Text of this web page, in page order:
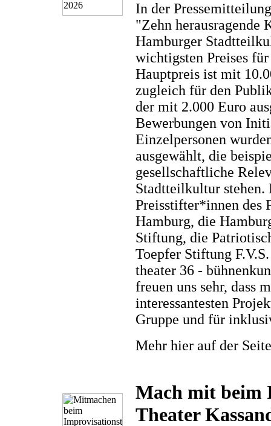
In der
"Zehn herausragende
Hamburger
wichtigsten Preises
Hauptpreis ist mit
zugleich für den
der mit 2.000 Euro
Bewerbungen von
Einzelpersonen
ausgewählt, die
gesellschaftliche
Stadtteilkultur
Preisstifter*innen des
Hamburg, die
Stiftung, die
Toepfer Stiftung
theater 36 -
freuen uns sehr, dass
interessantesten
Gruppe und für
Mehr hier auf der
Mach mit beim
Theater